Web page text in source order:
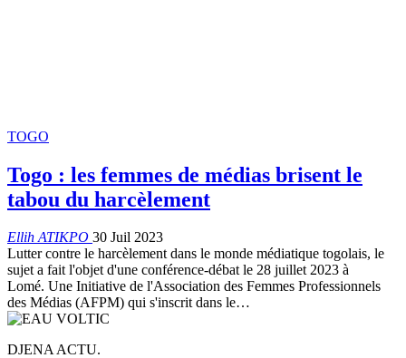
TOGO
Togo : les femmes de médias brisent le
tabou du harcèlement
Ellih ATIKPO 30 Juil 2023
Lutter contre le harcèlement dans le monde médiatique togolais, le
sujet a fait l'objet d'une conférence-débat le 28 juillet 2023 à
Lomé. Une Initiative de l'Association des Femmes Professionnels
des Médias (AFPM) qui s'inscrit dans le…
DJENA ACTU.